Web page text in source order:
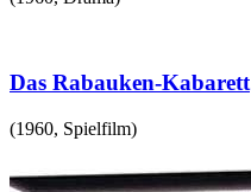
Das Rabauken-Kabarett
(1960, Spielfilm)